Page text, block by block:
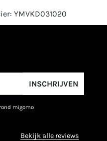
YMVKD031020
INSCHRIJVEN
migomo
bekijk alle reviews